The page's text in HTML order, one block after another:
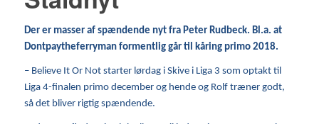
Der er masser af spændende nyt fra Peter Rudbeck. Bl.a. at
Dontpaytheferryman formentlig går til kåring primo 2018.
– Believe It Or Not starter lørdag i Skive i Liga 3 som optakt til
Liga 4-finalen primo december og hende og Rolf træner godt,
så det bliver rigtig spændende.